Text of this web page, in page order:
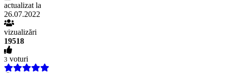
actualizat la
26.07.2022
vizualizări
19518
3 voturi